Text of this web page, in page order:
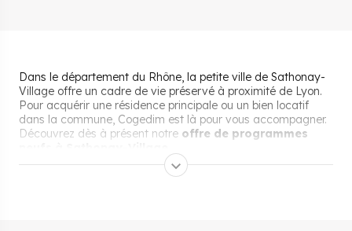
Dans le département du Rhône, la petite ville de Sathonay-
Village offre un cadre de vie préservé à proximité de Lyon.
Pour acquérir une résidence principale ou un bien locatif
dans la commune, Cogedim est là pour vous accompagner.
Découvrez dès à présent notre offre de programmes